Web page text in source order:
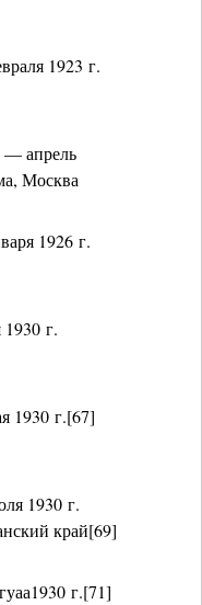
1923 г.
апрель
Москва
1926 г.
г.
1930 г.[67]
1930 г.
край[69]
г.[71]